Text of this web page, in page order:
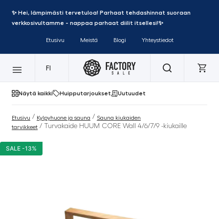
✨ Hei, lämpimästi tervetuloa! Parhaat tehdashinnat suoraan
verkkosivultamme - nappaa parhaat diilit itsellesi!✨
Etusivu Meistä Blogi Yhteystiedot
FI
Näytä kaikki Huipputarjoukset Uutuudet
Etusivu / Kylpyhuone ja sauna / Sauna kiukaiden
tarvikkeet / Turvakaide HUUM CORE Wall 4/6/7/9 -kiukaille
SALE -13%